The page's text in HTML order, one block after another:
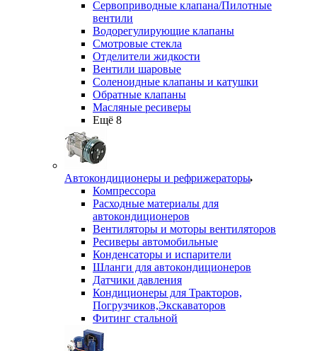
Сервоприводные клапана/Пилотные
вентили
Водорегулирующие клапаны
Смотровые стекла
Отделители жидкости
Вентили шаровые
Соленоидные клапаны и катушки
Обратные клапаны
Масляные ресиверы
Ещё 8
Автокондиционеры и рефрижераторы
Компрессора
Расходные материалы для
автокондиционеров
Вентиляторы и моторы вентиляторов
Ресиверы автомобильные
Конденсаторы и испарители
Шланги для автокондиционеров
Датчики давления
Кондиционеры для Тракторов,
Погрузчиков,Экскаваторов
Фитинг стальной